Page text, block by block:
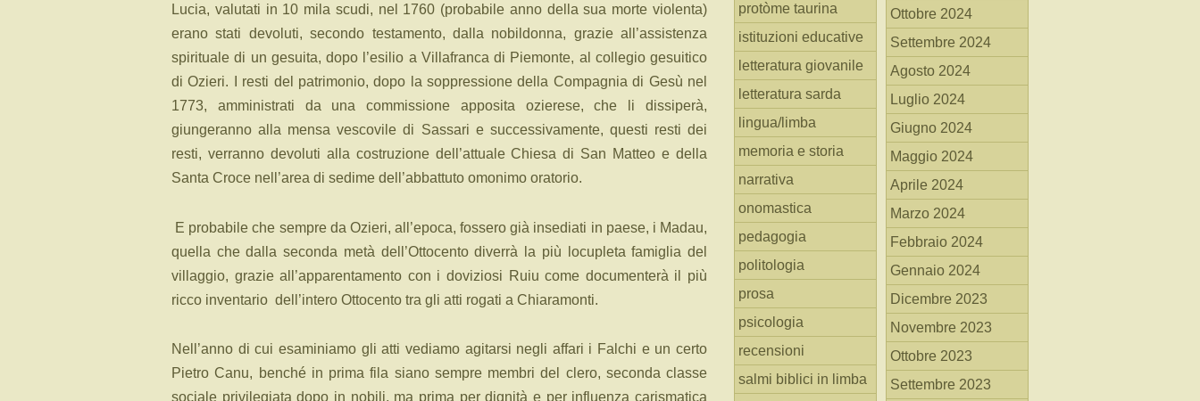
Lucia, valutati in 10 mila scudi, nel 1760 (probabile anno della sua morte violenta)
erano stati devoluti, secondo testamento, dalla nobildonna, grazie all’assistenza
spirituale di un gesuita, dopo l’esilio a Villafranca di Piemonte, al collegio gesuitico
di Ozieri. I resti del patrimonio, dopo la soppressione della Compagnia di Gesù nel
1773, amministrati da una commissione apposita ozierese, che li dissiperà,
giungeranno alla mensa vescovile di Sassari e successivamente, questi resti dei
resti, verranno devoluti alla costruzione dell’attuale Chiesa di San Matteo e della
Santa Croce nell’area di sedime dell’abbattuto omonimo oratorio.
E probabile che sempre da Ozieri, all’epoca, fossero già insediati in paese, i Madau,
quella che dalla seconda metà dell’Ottocento diverrà la più locupleta famiglia del
villaggio, grazie all’apparentamento con i doviziosi Ruiu come documenterà il più
ricco inventario dell’intero Ottocento tra gli atti rogati a Chiaramonti.
Nell’anno di cui esaminiamo gli atti vediamo agitarsi negli affari i Falchi e un certo
Pietro Canu, benché in prima fila siano sempre membri del clero, seconda classe
sociale privilegiata dopo in nobili, ma prima per dignità e per influenza carismatica
protòme taurina
istituzioni educative
letteratura giovanile
letteratura sarda
lingua/limba
memoria e storia
narrativa
onomastica
pedagogia
politologia
prosa
psicologia
recensioni
salmi biblici in limba
Ottobre 2024
Settembre 2024
Agosto 2024
Luglio 2024
Giugno 2024
Maggio 2024
Aprile 2024
Marzo 2024
Febbraio 2024
Gennaio 2024
Dicembre 2023
Novembre 2023
Ottobre 2023
Settembre 2023